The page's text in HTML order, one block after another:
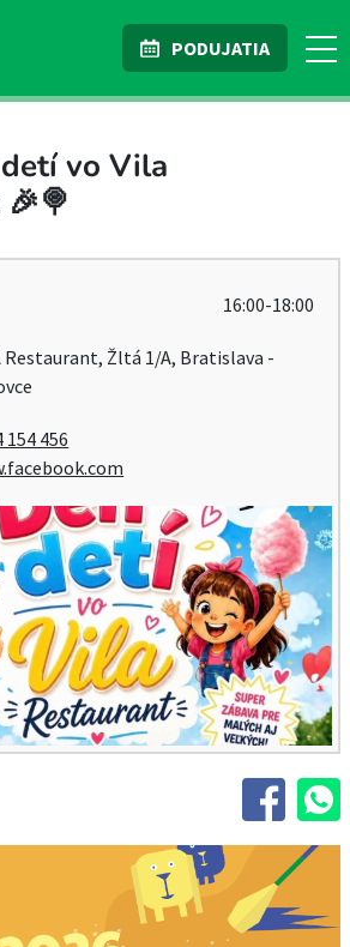
PODUJATIA
vo Vila
16:00-18:00
Restaurant, Žltá 1/A, Bratislava -
154 456